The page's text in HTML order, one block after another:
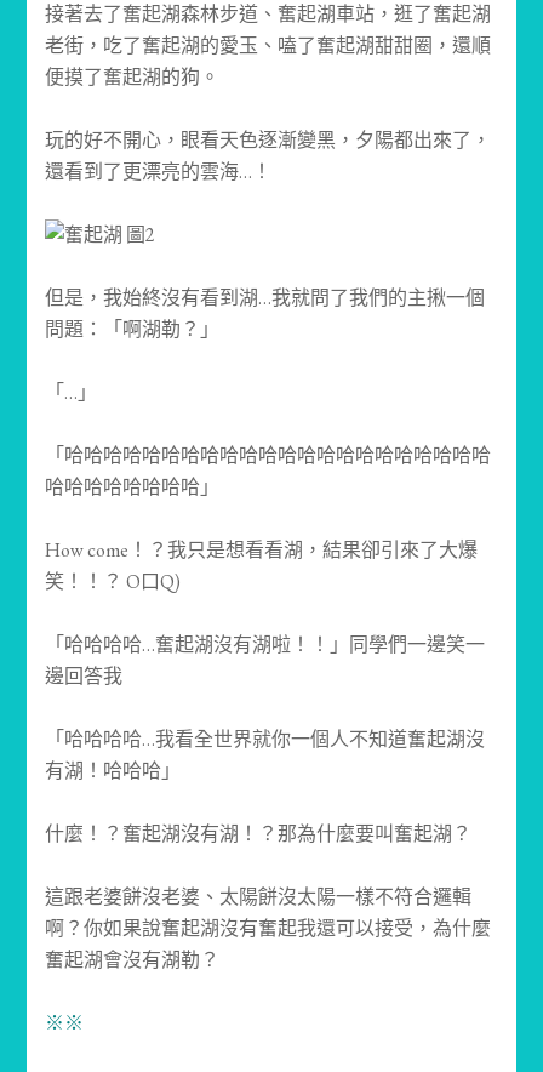
接著去了奮起湖森林步道、奮起湖車站，逛了奮起湖
老街，吃了奮起湖的愛玉、嗑了奮起湖甜甜圈，還順
便摸了奮起湖的狗。
玩的好不開心，眼看天色逐漸變黑，夕陽都出來了，
還看到了更漂亮的雲海…！
但是，我始終沒有看到湖…我就問了我們的主揪一個
問題：「啊湖勒？」
「…」
「哈哈哈哈哈哈哈哈哈哈哈哈哈哈哈哈哈哈哈哈哈哈
哈哈哈哈哈哈哈哈」
How come！？我只是想看看湖，結果卻引來了大爆
笑！！？ O口Q)
「哈哈哈哈…奮起湖沒有湖啦！！」同學們一邊笑一
邊回答我
「哈哈哈哈…我看全世界就你一個人不知道奮起湖沒
有湖！哈哈哈」
什麼！？奮起湖沒有湖！？那為什麼要叫奮起湖？
這跟老婆餅沒老婆、太陽餅沒太陽一樣不符合邏輯
啊？你如果說奮起湖沒有奮起我還可以接受，為什麼
奮起湖會沒有湖勒？
※※